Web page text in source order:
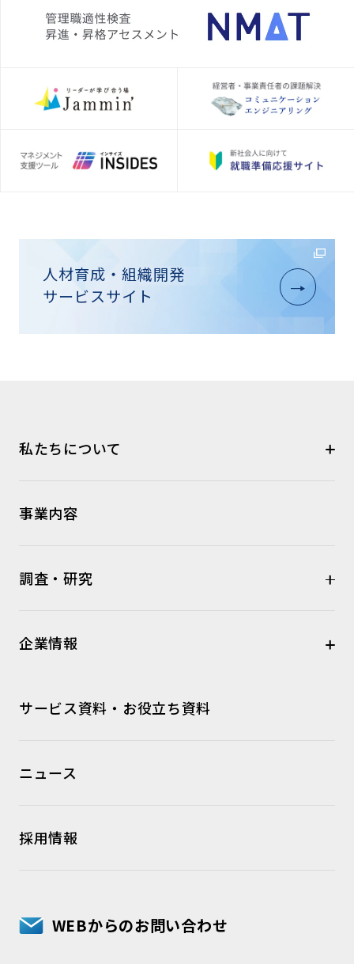
人材育成・組織開発
サービスサイト
私たちについて
事業内容
調査・研究
企業情報
サービス資料・お役立ち資料
ニュース
採用情報
WEBからのお問い合わせ